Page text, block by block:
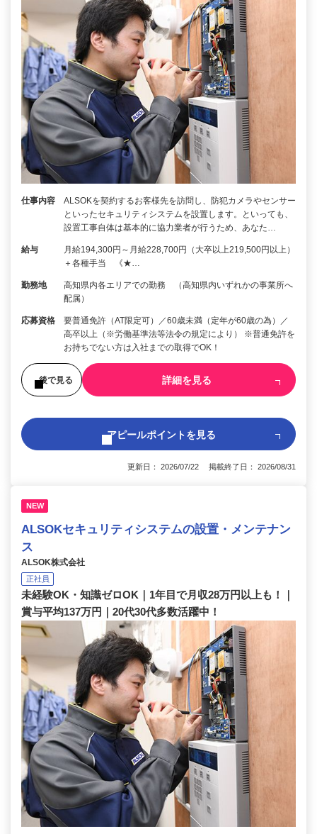
仕事内容
ALSOKを契約するお客様先を訪問し、防犯カメラやセンサー
といったセキュリティシステムを設置します。といっても、
設置工事自体は基本的に協力業者が行うため、あなた…
給与
月給194,300円～月給228,700円（大卒以上219,500円以上）
＋各種手当 《★…
勤務地
高知県内各エリアでの勤務 （高知県内いずれかの事業所へ
配属）
応募資格
要普通免許（AT限定可）／60歳未満（定年が60歳の為）／
高卒以上（※労働基準法等法令の規定により） ※普通免許を
お持ちでない方は入社までの取得でOK！
後で見る 詳細を見る
アピールポイントを見る
更新日： 2026/07/22 掲載終了日： 2026/08/31
NEW
ALSOKセキュリティシステムの設置・メンテナン
ス
ALSOK株式会社
正社員
未経験OK・知識ゼロOK｜1年目で月収28万円以上も！｜
賞与平均137万円｜20代30代多数活躍中！